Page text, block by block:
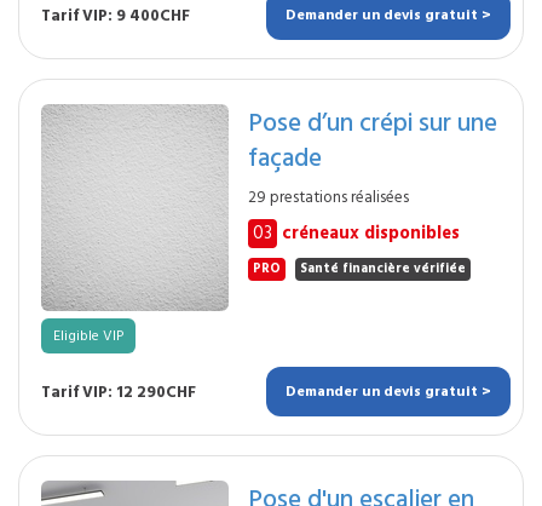
Tarif VIP: 9 400CHF Demander un devis gratuit >
Pose d’un crépi sur une
façade
29 prestations réalisées
03 créneaux disponibles
PRO Santé financière vérifiée
Eligible VIP
Tarif VIP: 12 290CHF Demander un devis gratuit >
Pose d'un escalier en